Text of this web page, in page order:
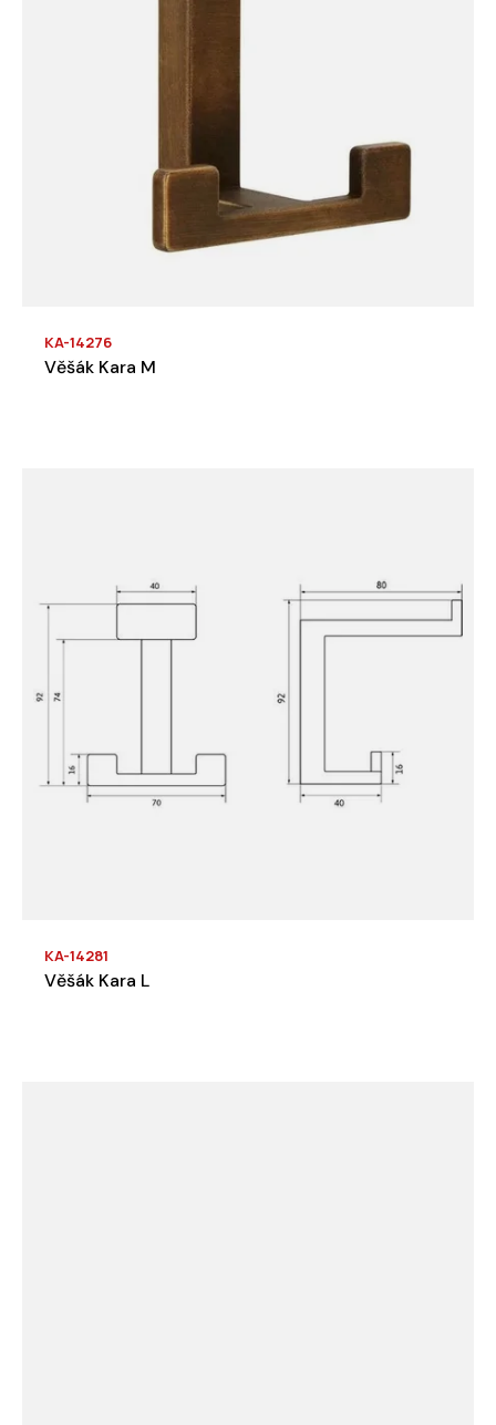
KA-14276
Věšák Kara M
KA-14281
Věšák Kara L